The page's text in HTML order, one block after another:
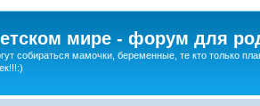
мире - форум для
собираться мамочки, беременные, те кто только